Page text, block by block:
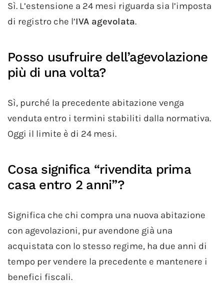
Sì. L’estensione a 24 mesi riguarda sia l’imposta
di registro che l’IVA agevolata.
Posso usufruire dell’agevolazione
più di una volta?
Sì, purché la precedente abitazione venga
venduta entro i termini stabiliti dalla normativa.
Oggi il limite è di 24 mesi.
Cosa significa “rivendita prima
casa entro 2 anni”?
Significa che chi compra una nuova abitazione
con agevolazioni, pur avendone già una
acquistata con lo stesso regime, ha due anni di
tempo per vendere la precedente e mantenere i
benefici fiscali.